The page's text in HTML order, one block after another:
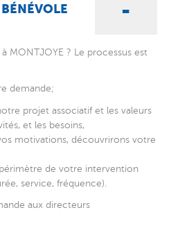
MONTJOYE ? Le processus est
demande;
projet associatif et les valeurs
et les besoins,
motivations, découvrirons votre
de votre intervention
service, fréquence).
aux directeurs